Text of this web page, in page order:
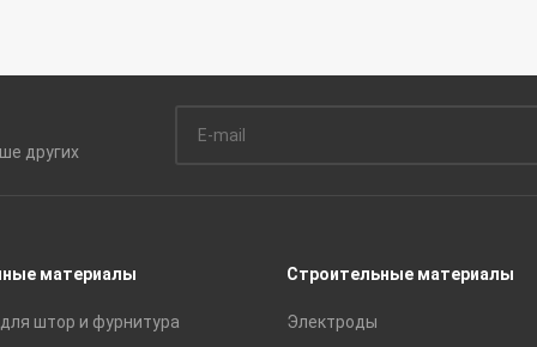
других
материалы
штор и фурнитура
Строительные материалы
Электроды